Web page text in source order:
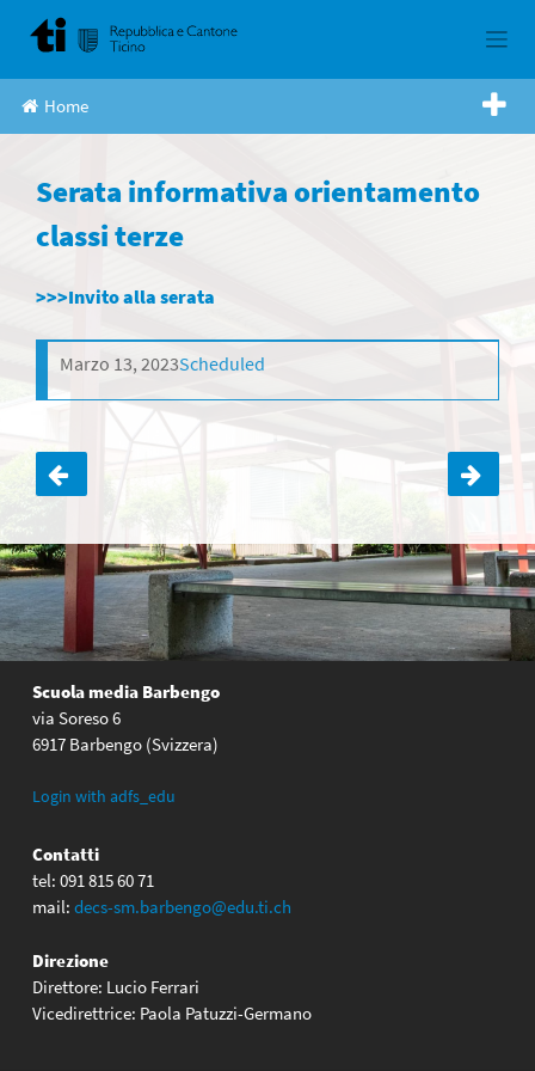
Home
Serata informativa orientamento
classi terze
>>>Invito alla serata
Marzo 13, 2023Scheduled
Navigazione
articoli
Scuola media Barbengo
via Soreso 6
6917 Barbengo (Svizzera)
Login with adfs_edu
Contatti
tel: 091 815 60 71
mail: decs-sm.barbengo@edu.ti.ch
Direzione
Direttore: Lucio Ferrari
Vicedirettrice: Paola Patuzzi-Germano